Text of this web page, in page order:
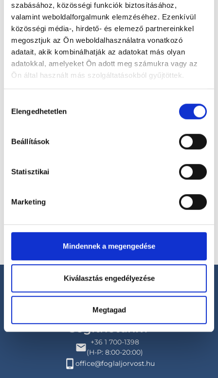
szabásához, közösségi funkciók biztosításához,
valamint weboldalforgalmunk elemzéséhez. Ezenkívül
közösségi média-, hirdető- és elemező partnereinkkel
megosztjuk az Ön weboldalhasználatra vonatkozó
adatait, akik kombinálhatják az adatokat más olyan
adatokkal, amelyeket Ön adott meg számukra vagy az
Ön által használt más szolgáltatásokból gyűjtöttek.
szabályzat:https://foglaljorvost.hu/info/foglaljorvost-
kiválasztása
Elengedhetetlen
Beállítások
Statisztikai
Marketing
Mindennek a megengedése
Kiválasztás engedélyezése
Megtagad
Békés Megyei Hajnal István Szociális Szolgáltató Centrum
Borostyánkert Otthon Telephely
5525 Füzesgyarmat, Kossuth u. 86.
Foglalj időpontot megbízható
magánorvosokhoz most!
Válassz szakterületet
Segíthetünk?
+36 1 700-1398
(H-P: 8:00-20:00)
office@foglaljorvost.hu